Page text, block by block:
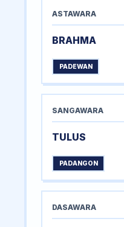
ASTAWARA
BRAHMA
PADEWAN
SANGAWARA
TULUS
PADANGON
DASAWARA